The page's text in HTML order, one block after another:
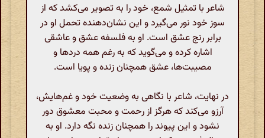
شاعر با تمثیل شمع، خود را به تصویر می‌کشد که از
سوز خود نور می‌گیرد و این نشان‌دهنده تحمل او در
برابر رنج عشق است. او به فلسفه عشق و عاشقی
اشاره کرده و می‌گوید که به رغم همه دردها و
مصیبت‌ها، عشق همچنان زنده و پویا است.
در نهایت، شاعر با نگاهی به وضعیت خود و غم‌هایش،
آرزو می‌کند که هرگز از رحمت و محبت معشوق دور
نشود و این پیوند را همچنان زنده نگه دارد. او به